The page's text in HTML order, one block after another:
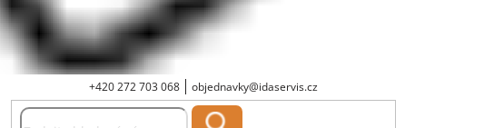
+420 272 703 068 objednavky@idaservis.cz